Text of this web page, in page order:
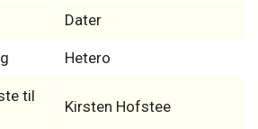
Dater
Hetero
til
Kirsten Hofstee